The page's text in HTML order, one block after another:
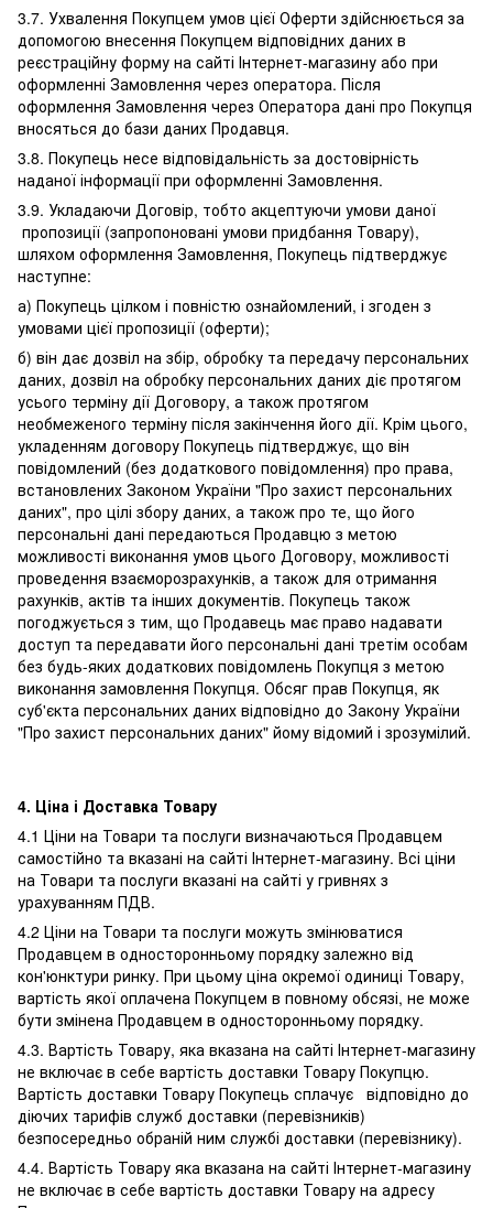
3.7. Ухвалення Покупцем умов цієї Оферти здійснюється за
допомогою внесення Покупцем відповідних даних в
реєстраційну форму на сайті Інтернет-магазину або при
оформленні Замовлення через оператора. Після
оформлення Замовлення через Оператора дані про Покупця
вносяться до бази даних Продавця.
3.8. Покупець несе відповідальність за достовірність
наданої інформації при оформленні Замовлення.
3.9. Укладаючи Договір, тобто акцептуючи умови даної
пропозиції (запропоновані умови придбання Товару),
шляхом оформлення Замовлення, Покупець підтверджує
наступне:
а) Покупець цілком і повністю ознайомлений, і згоден з
умовами цієї пропозиції (оферти);
б) він дає дозвіл на збір, обробку та передачу персональних
даних, дозвіл на обробку персональних даних діє протягом
усього терміну дії Договору, а також протягом
необмеженого терміну після закінчення його дії. Крім цього,
укладенням договору Покупець підтверджує, що він
повідомлений (без додаткового повідомлення) про права,
встановлених Законом України "Про захист персональних
даних", про цілі збору даних, а також про те, що його
персональні дані передаються Продавцю з метою
можливості виконання умов цього Договору, можливості
проведення взаєморозрахунків, а також для отримання
рахунків, актів та інших документів. Покупець також
погоджується з тим, що Продавець має право надавати
доступ та передавати його персональні дані третім особам
без будь-яких додаткових повідомлень Покупця з метою
виконання замовлення Покупця. Обсяг прав Покупця, як
суб'єкта персональних даних відповідно до Закону України
"Про захист персональних даних" йому відомий і зрозумілий.
4. Ціна і Доставка Товару
4.1 Ціни на Товари та послуги визначаються Продавцем
самостійно та вказані на сайті Інтернет-магазину. Всі ціни
на Товари та послуги вказані на сайті у гривнях з
урахуванням ПДВ.
4.2 Ціни на Товари та послуги можуть змінюватися
Продавцем в односторонньому порядку залежно від
кон'юнктури ринку. При цьому ціна окремої одиниці Товару,
вартість якої оплачена Покупцем в повному обсязі, не може
бути змінена Продавцем в односторонньому порядку.
4.3. Вартість Товару, яка вказана на сайті Інтернет-магазину
не включає в себе вартість доставки Товару Покупцю.
Вартість доставки Товару Покупець сплачує відповідно до
діючих тарифів служб доставки (перевізників)
безпосередньо обраній ним службі доставки (перевізнику).
4.4. Вартість Товару яка вказана на сайті Інтернет-магазину
не включає в себе вартість доставки Товару на адресу